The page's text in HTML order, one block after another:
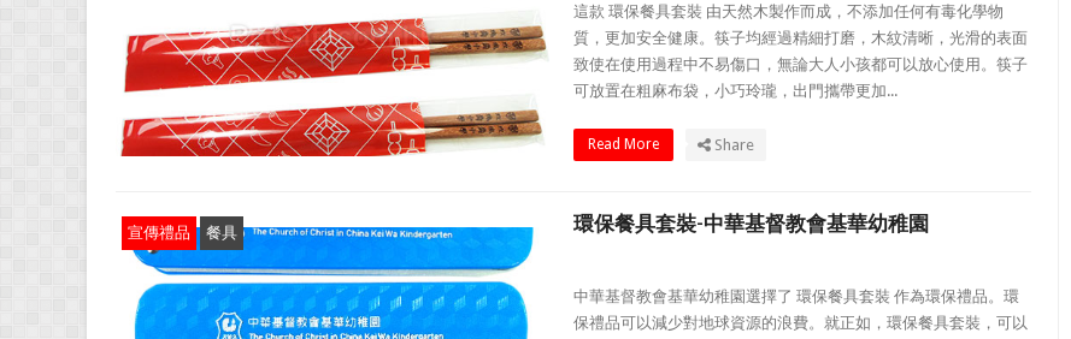
這款 環保餐具套裝 由天然木製作而成，不添加任何有毒化學物
質，更加安全健康。筷子均經過精細打磨，木紋清晰，光滑的表面
致使在使用過程中不易傷口，無論大人小孩都可以放心使用。筷子
可放置在粗麻布袋，小巧玲瓏，出門攜帶更加...
Read More Share
宣傳禮品 餐具 環保餐具套裝-中華基督教會基華幼稚園
中華基督教會基華幼稚園選擇了 環保餐具套裝 作為環保禮品。環
保禮品可以減少對地球資源的浪費。就正如，環保餐具套裝，可以